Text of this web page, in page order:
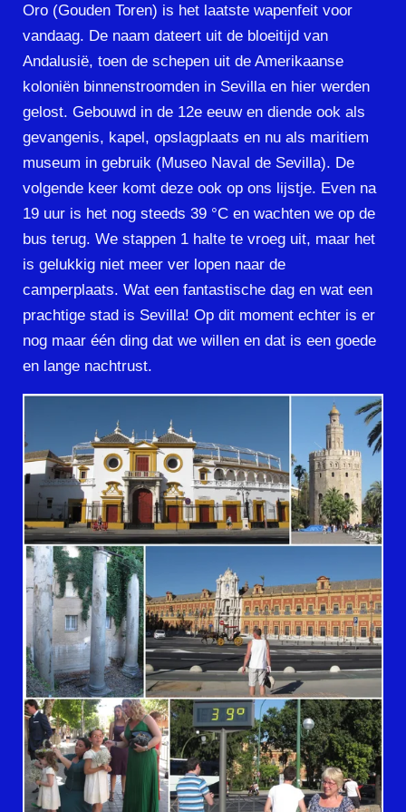
Oro (Gouden Toren) is het laatste wapenfeit voor
vandaag. De naam dateert uit de bloeitijd van
Andalusië, toen de schepen uit de Amerikaanse
koloniën binnenstroomden in Sevilla en hier werden
gelost. Gebouwd in de 12e eeuw en diende ook als
gevangenis, kapel, opslagplaats en nu als maritiem
museum in gebruik (Museo Naval de Sevilla). De
volgende keer komt deze ook op ons lijstje. Even na
19 uur is het nog steeds 39 °C en wachten we op de
bus terug. We stappen 1 halte te vroeg uit, maar het
is gelukkig niet meer ver lopen naar de
camperplaats. Wat een fantastische dag en wat een
prachtige stad is Sevilla! Op dit moment echter is er
nog maar één ding dat we willen en dat is een goede
en lange nachtrust.